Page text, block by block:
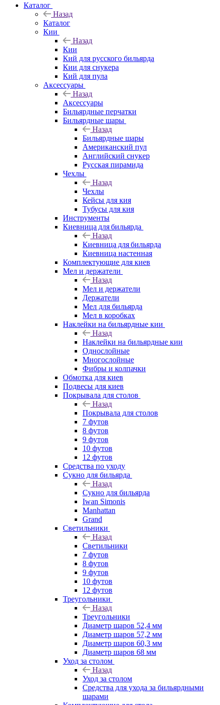
Каталог
Назад
Каталог
Кии
Назад
Кии
Кий для русского бильярда
Кии для снукера
Кий для пула
Аксессуары
Назад
Аксессуары
Бильярдные перчатки
Бильярдные шары
Назад
Бильярдные шары
Американский пул
Английский снукер
Русская пирамида
Чехлы
Назад
Чехлы
Кейсы для кия
Тубусы для кия
Инструменты
Киевница для бильярда
Назад
Киевница для бильярда
Киевница настенная
Комплектующие для киев
Мел и держатели
Назад
Мел и держатели
Держатели
Мел для бильярда
Мел в коробках
Наклейки на бильярдные кии
Назад
Наклейки на бильярдные кии
Однослойные
Многослойные
Фибры и колпачки
Обмотка для киев
Подвесы для киев
Покрывала для столов
Назад
Покрывала для столов
7 футов
8 футов
9 футов
10 футов
12 футов
Средства по уходу
Сукно для бильярда
Назад
Сукно для бильярда
Iwan Simonis
Manhattan
Grand
Светильники
Назад
Светильники
7 футов
8 футов
9 футов
10 футов
12 футов
Треугольники
Назад
Треугольники
Диаметр шаров 52,4 мм
Диаметр шаров 57,2 мм
Диаметр шаров 60,3 мм
Диаметр шаров 68 мм
Уход за столом
Назад
Уход за столом
Средства для ухода за бильярдными
шарами